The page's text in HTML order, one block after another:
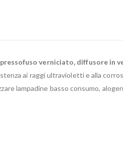
verniciato, diffusore in
ai raggi ultravioletti e alla
lampadine basso consumo,